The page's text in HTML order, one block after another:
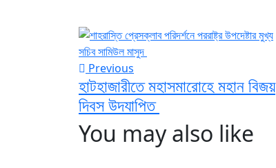
Previous
হাটহাজারীতে মহাসমারোহে মহান বিজয়
দিবস উদযাপিত
You may also like